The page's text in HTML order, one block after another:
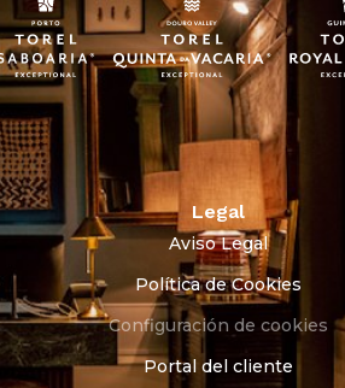
Legal
Aviso Legal
Política de Cookies
Configuración de cookies
Portal del cliente